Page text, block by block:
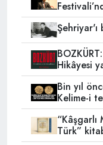
Şehriyar'ı
Hikâyesi
Bin yıl
Kelime-i
“Kâşgarlı
Türk”